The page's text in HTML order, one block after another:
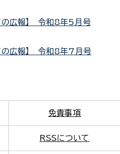
の広報】 令和8年5月号
の広報】 令和8年7月号
免責事項
RSSについて